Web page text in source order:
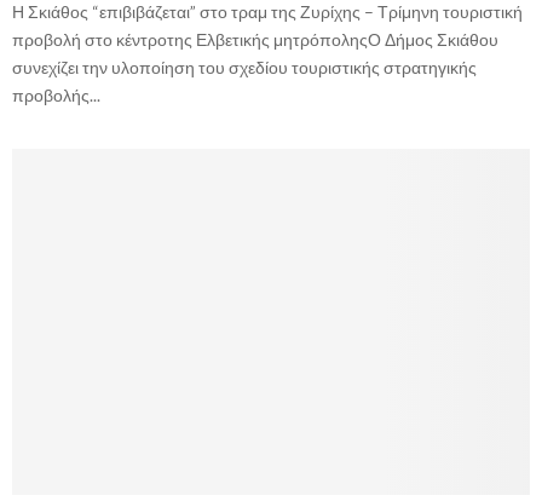
Η Σκιάθος “επιβιβάζεται” στο τραμ της Ζυρίχης – Τρίμηνη τουριστική
προβολή στο κέντροτης Ελβετικής μητρόποληςΟ Δήμος Σκιάθου
συνεχίζει την υλοποίηση του σχεδίου τουριστικής στρατηγικής
προβολής...